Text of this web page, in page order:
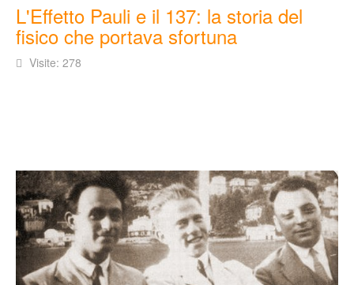
L'Effetto Pauli e il 137: la storia del
fisico che portava sfortuna
Visite: 278